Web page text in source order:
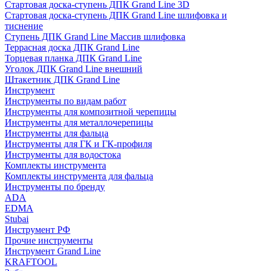
Стартовая доска-ступень ДПК Grand Line 3D
Стартовая доска-ступень ДПК Grand Line шлифовка и
тиснение
Ступень ДПК Grand Line Массив шлифовка
Террасная доска ДПК Grand Line
Торцевая планка ДПК Grand Line
Уголок ДПК Grand Line внешний
Штакетник ДПК Grand Line
Инструмент
Инструменты по видам работ
Инструменты для композитной черепицы
Инструменты для металлочерепицы
Инструменты для фальца
Инструменты для ГК и ГК-профиля
Инструменты для водостока
Комплекты инструмента
Комплекты инструмента для фальца
Инструменты по бренду
ADA
EDMA
Stubai
Инструмент РФ
Прочие инструменты
Инструмент Grand Line
KRAFTOOL